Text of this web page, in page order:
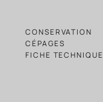
CONSERVATION
CÉPAGES
FICHE TECHNIQUE